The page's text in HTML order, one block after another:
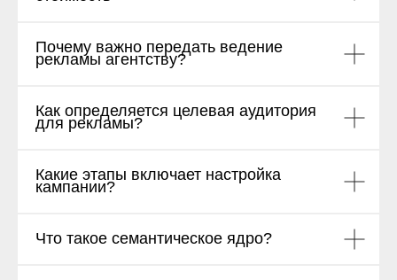
Почему важно передать ведение
рекламы агентству?
Как определяется целевая аудитория
для рекламы?
Какие этапы включает настройка
кампании?
Что такое семантическое ядро?